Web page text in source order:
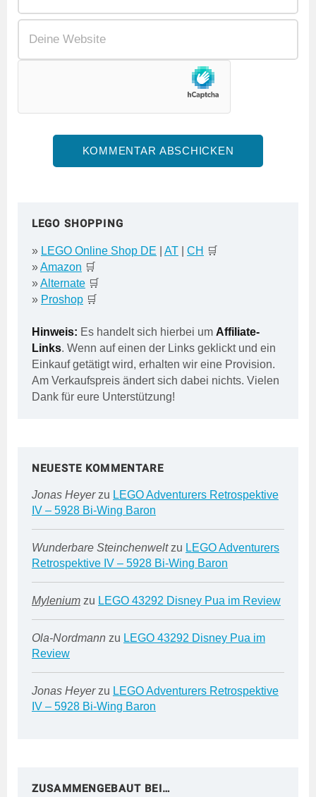
LEGO SHOPPING
» LEGO Online Shop DE AT CH 🛒
»Amazon 🛒
»Alternate 🛒
» Proshop 🛒
Hinweis: Es handelt sich hierbei um Affiliate-
Links. Wenn auf einen der Links geklickt und ein
Einkauf getätigt wird, erhalten wir eine Provision.
Am Verkaufspreis ändert sich dabei nichts. Vielen
Dank für eure Unterstützung!
NEUESTE KOMMENTARE
Jonas Heyerzu LEGO Adventurers Retrospektive
IV – 5928 Bi-Wing Baron
Wunderbare Steinchenweltzu LEGO Adventurers
Retrospektive IV – 5928 Bi-Wing Baron
Mylenium zu LEGO 43292 Disney Pua im Review
Ola-Nordmann zu LEGO 43292 Disney Pua im
Review
Jonas Heyerzu LEGO Adventurers Retrospektive
IV – 5928 Bi-Wing Baron
ZUSAMMENGEBAUT BEI…